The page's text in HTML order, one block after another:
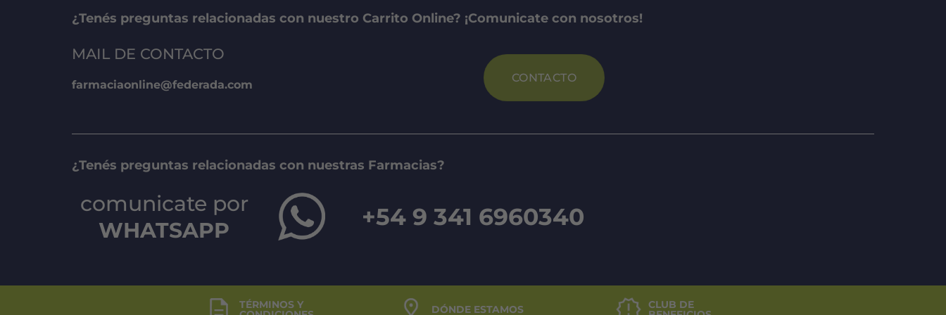
¿Tenés preguntas relacionadas con nuestro Carrito Online? ¡Comunicate con nosotros!
MAIL DE CONTACTO
farmaciaonline@federada.com
CONTACTO
¿Tenés preguntas relacionadas con nuestras Farmacias?
comunicate por
WHATSAPP
+54 9 341 6960340
TÉRMINOS Y DÓNDE ESTAMOS CLUB DE